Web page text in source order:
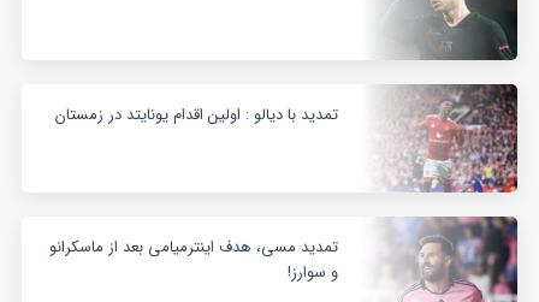
تمدید با دیالو : اولین اقدام یونایتد در زمستان
تمدید مسی، هدف اینترمیامی بعد از ماسکرانو
و سوارز!